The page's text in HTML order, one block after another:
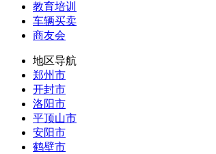
教育培训
车辆买卖
商友会
地区导航
郑州市
开封市
洛阳市
平顶山市
安阳市
鹤壁市